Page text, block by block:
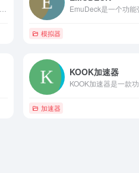
模拟器
KOOK加速器
KOOK加速器是一款
加速器